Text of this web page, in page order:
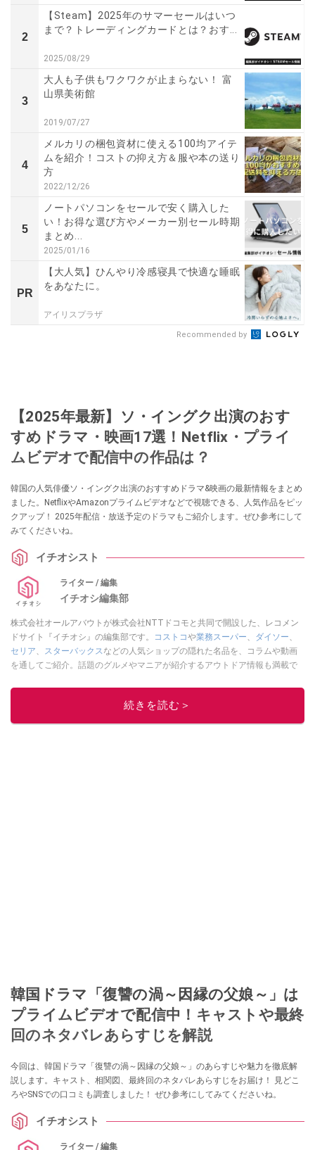
2
【Steam】2025年のサマーセールはいつ
まで？トレーディングカードとは？おす...
2025/08/29
3
大人も子供もワクワクが止まらない！ 富
山県美術館
2019/07/27
4
メルカリの梱包資材に使える100均アイテ
ムを紹介！コストの抑え方＆服や本の送り
方
2022/12/26
5
ノートパソコンをセールで安く購入した
い！お得な選び方やメーカー別セール時期
まとめ...
2025/01/16
PR
【大人気】ひんやり冷感寝具で快適な睡眠
をあなたに。
アイリスプラザ
Recommended by
【2025年最新】ソ・イングク出演のおす
すめドラマ・映画17選！Netflix・プライ
ムビデオで配信中の作品は？
韓国の人気俳優ソ・イングク出演のおすすめドラマ&映画の最新情報をまとめ
ました。NetflixやAmazonプライムビデオなどで視聴できる、人気作品をピッ
クアップ！ 2025年配信・放送予定のドラマもご紹介します。ぜひ参考にして
みてくださいね。
イチオシスト
ライター / 編集
イチオシ編集部
株式会社オールアバウトが株式会社NTTドコモと共同で開設した、レコメン
ドサイト『イチオシ』の編集部です。
コストコや業務スーパー、 ダイソー、
セリア、 スターバックスなどの人気ショップの隠れた名品を、コラムや動画
を通してご紹介。話題のグルメやマニアが紹介するアウトドア情報も満載で
レビューしています。毎日トレンド情報をお届けしているので、ぜひ
してください！続きを読む＞
韓国ドラマ「復讐の渦～因縁の父娘～」は
プライムビデオで配信中！キャストや最終
回のネタバレあらすじを解説
今回は、韓国ドラマ「復讐の渦～因縁の父娘～」のあらすじや魅力を徹底解
説します。キャスト、相関図、最終回のネタバレあらすじをお届け！ 見どこ
ろやSNSでの口コミも調査しました！ ぜひ参考にしてみてくださいね。
イチオシスト
ライター / 編集